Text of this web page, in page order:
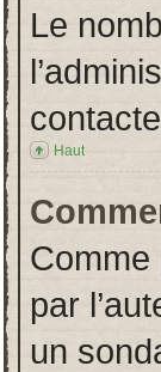
Le
Haut
par
un